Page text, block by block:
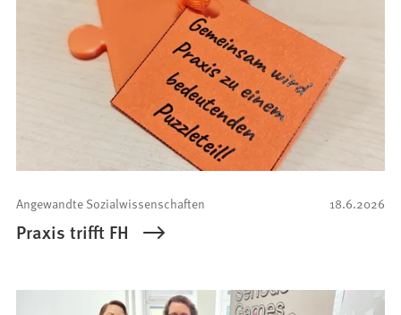
18.6.2026
Angewandte Sozialwissenschaften
Praxis trifft FH